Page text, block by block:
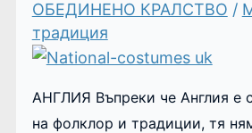
ОБЕДИНЕНО КРАЛСТВО /
традиция
АНГЛИЯ Въпреки че Англия е
на фолклор и традиции, тя